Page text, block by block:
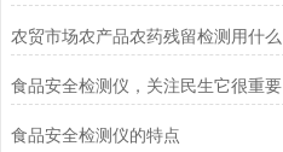
食品安全检测仪，关注民生它很重要
食品安全检测仪的特点